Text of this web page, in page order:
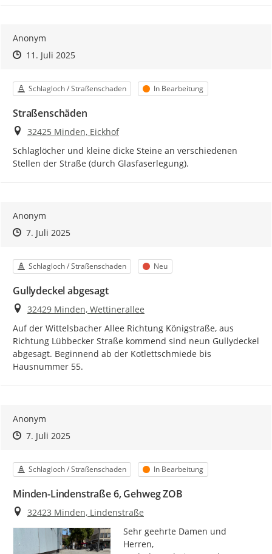
Anonym
Zeitpunkt des Erstellens
Zeitpunkt des Erstellens
11. Juli 2025Zur Äußerung
Kategorie
Schlagloch / Straßenschaden Status
In Bearbeitung
Straßenschäden
Ort
32425 Minden, Eickhof
Schlaglöcher und kleine dicke Steine an verschiedenen
Stellen der Straße (durch Glasfaserlegung).
Anonym
Zeitpunkt des Erstellens
Zeitpunkt des Erstellens
7. Juli 2025Zur Äußerung
Kategorie
Schlagloch / Straßenschaden Status
Neu
Gullydeckel abgesagt
Ort
32429 Minden, Wettinerallee
Auf der Wittelsbacher Allee Richtung Königstraße, aus
Richtung Lübbecker Straße kommend sind neun Gullydeckel
abgesagt. Beginnend ab der Kotlettschmiede bis
Hausnummer 55.
Anonym
Zeitpunkt des Erstellens
Zeitpunkt des Erstellens
7. Juli 2025Zur Äußerung
Kategorie
Schlagloch / Straßenschaden Status
In Bearbeitung
Minden-Lindenstraße 6, Gehweg ZOB
Ort
32423 Minden, Lindenstraße
Sehr geehrte Damen und
Herren,